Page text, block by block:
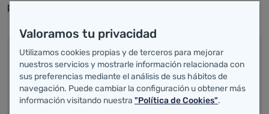
prácticas.
Enlaces
Programa HOPE 2026
Valoramos tu privacidad
Utilizamos cookies propias y de terceros para mejorar
nuestros servicios y mostrarle información relacionada con
sus preferencias mediante el análisis de sus hábitos de
navegación. Puede cambiar la configuración u obtener más
información visitando nuestra "Política de Cookies".